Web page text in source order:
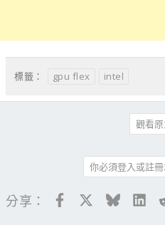
標籤： gpu flex intel
觀看
你必須登入或註
分享： Facebook